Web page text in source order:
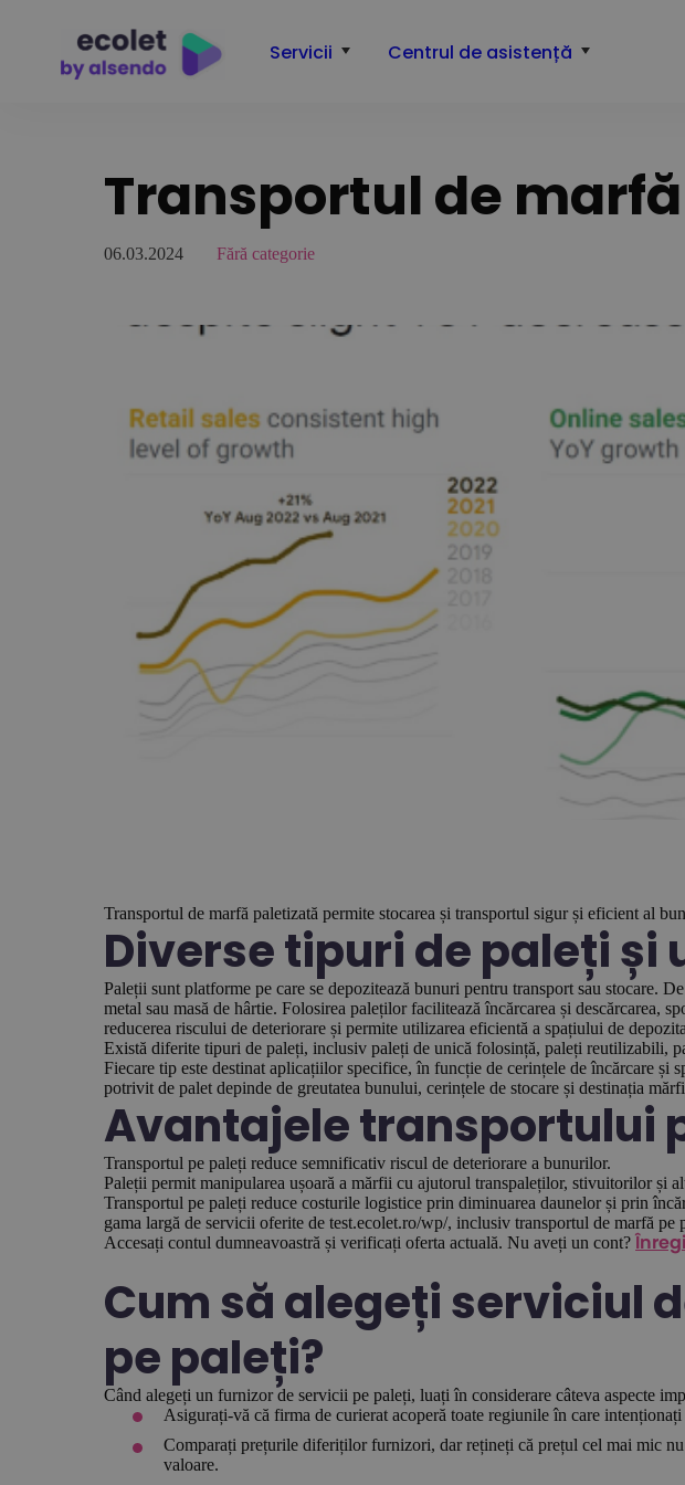
Servicii Centrul de asistență
Transportul de
06.03.2024 Fără categorie
Transportul de marfă paletizată permite stocarea și transportul sigur și eficient al
Diverse tipuri de paleți și
Paleții sunt platforme pe care se depozitează bunuri pentru transport sau stocare.
metal sau masă de hârtie. Folosirea paleților facilitează încărcarea și descărcarea,
reducerea riscului de deteriorare și permite utilizarea eficientă a spațiului de
Există diferite tipuri de paleți, inclusiv paleți de unică folosință, paleți reutilizabili,
Fiecare tip este destinat aplicațiilor specifice, în funcție de cerințele de încărcare și
potrivit de palet depinde de greutatea bunului, cerințele de stocare și destinația
Avantajele transportului
Transportul pe paleți reduce semnificativ riscul de deteriorare a bunurilor.
Paleții permit manipularea ușoară a mărfii cu ajutorul transpaleților, stivuitorilor și
Transportul pe paleți reduce costurile logistice prin diminuarea daunelor și prin
gama largă de servicii oferite de test.ecolet.ro/wp/, inclusiv transportul de marfă pe
Accesați contul dumneavoastră și verificați oferta actuală. Nu aveți un cont?
Cum să alegeți serviciul
pe paleți?
Când alegeți un furnizor de servicii pe paleți, luați în considerare câteva aspecte
Asigurați-vă că firma de curierat acoperă toate regiunile în care
Comparați prețurile diferiților furnizori, dar rețineți că prețul cel mai mic nu
valoare.